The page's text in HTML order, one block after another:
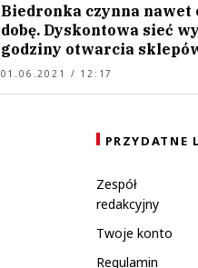
Biedronka czynna nawet
dobę. Dyskontowa sieć
godziny otwarcia
01.06.2021 / 12:17
PRZYDATNE
Zespół
redakcyjny
Twoje konto
Regulamin